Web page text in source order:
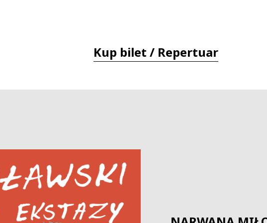
Kup bilet / Repertuar